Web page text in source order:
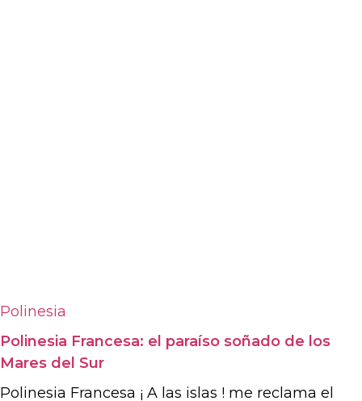
Polinesia
Polinesia Francesa: el paraíso soñado de los
Mares del Sur
Polinesia Francesa ¡ A las islas ! me reclama el